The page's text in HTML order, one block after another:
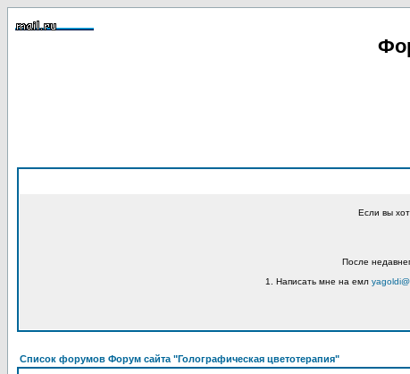
Если вы
После
1. Написать мне на емл
Список форумов Форум сайта "Голографическая цветотерапия"